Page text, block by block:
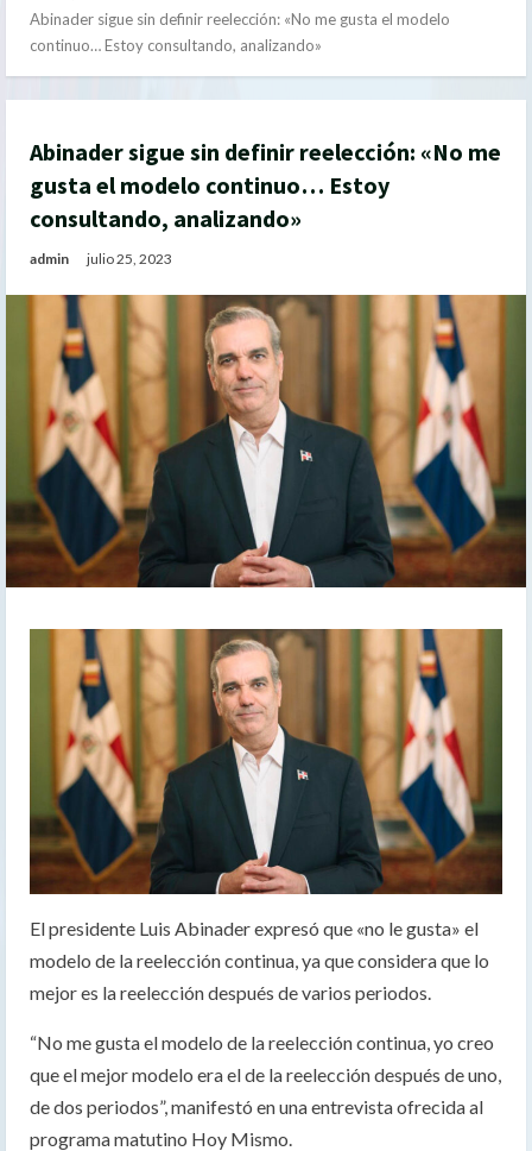
Abinader sigue sin definir reelección: «No me gusta el modelo
continuo… Estoy consultando, analizando»
Abinader sigue sin definir reelección: «No me
gusta el modelo continuo… Estoy
consultando, analizando»
admin julio 25, 2023
El presidente Luis Abinader expresó que «no le gusta» el
modelo de la reelección continua, ya que considera que lo
mejor es la reelección después de varios periodos.
“No me gusta el modelo de la reelección continua, yo creo
que el mejor modelo era el de la reelección después de uno,
de dos periodos”, manifestó en una entrevista ofrecida al
programa matutino Hoy Mismo.